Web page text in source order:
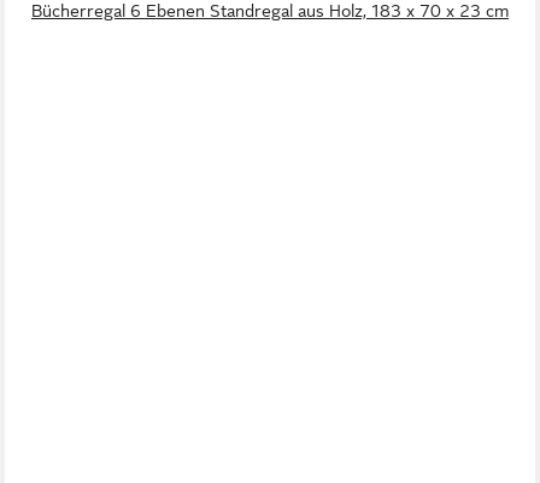
Bücherregal 6 Ebenen Standregal aus Holz, 183 x 70 x 23 cm